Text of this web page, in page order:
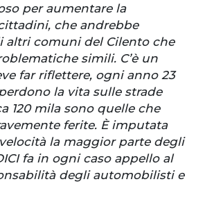
per aumentare la
che andrebbe
altri comuni del Cilento che
simili. C’è un
far riflettere, ogni anno 23
la vita sulle strade
120 mila sono quelle che
ferite. È imputata
velocità la maggior parte degli
fa in ogni caso appello al
degli automobilisti e